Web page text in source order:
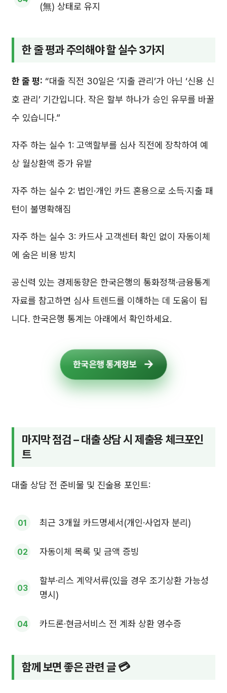
(無) 상태로 유지
한 줄 평과 주의해야 할 실수 3가지
한 줄 평: “대출 직전 30일은 ‘지출 관리’가 아닌 ‘신용 신
호 관리’ 기간입니다. 작은 할부 하나가 승인 유무를 바꿀
수 있습니다.”
자주 하는 실수 1: 고액할부를 심사 직전에 장착하여 예
상 월상환액 증가 유발
자주 하는 실수 2: 법인·개인 카드 혼용으로 소득·지출 패
턴이 불명확해짐
자주 하는 실수 3: 카드사 고객센터 확인 없이 자동이체
에 숨은 비용 방치
공신력 있는 경제동향은 한국은행의 통화정책·금융통계
자료를 참고하면 심사 트렌드를 이해하는 데 도움이 됩
니다. 한국은행 통계는 아래에서 확인하세요.
한국은행 통계정보
마지막 점검 – 대출 상담 시 제출용 체크포인
트
대출 상담 전 준비물 및 진술용 포인트:
최근 3개월 카드명세서(개인·사업자 분리)
자동이체 목록 및 금액 증빙
할부·리스 계약서류(있을 경우 조기상환 가능성
명시)
카드론·현금서비스 전 계좌 상환 영수증
함께 보면 좋은 관련 글 💳